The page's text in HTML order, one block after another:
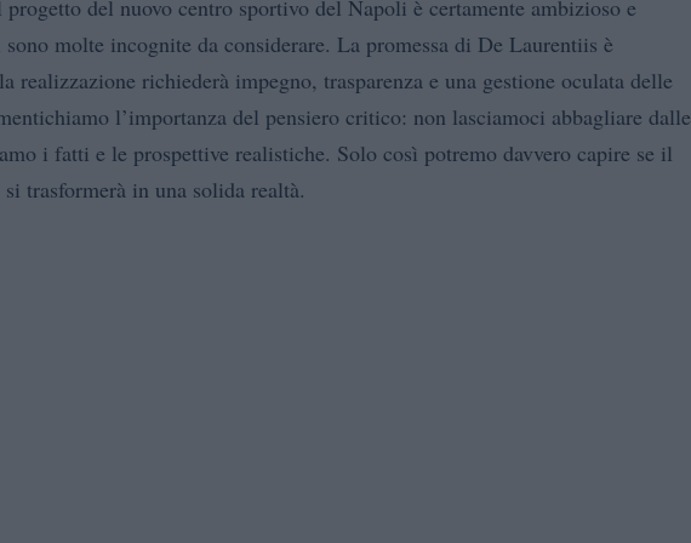
del nuovo centro sportivo del Napoli è certamente ambizioso e
molte incognite da considerare. La promessa di De Laurentiis è
realizzazione richiederà impegno, trasparenza e una gestione oculata delle
l’importanza del pensiero critico: non lasciamoci abbagliare dalle
i fatti e le prospettive realistiche. Solo così potremo davvero capire se il
trasformerà in una solida realtà.